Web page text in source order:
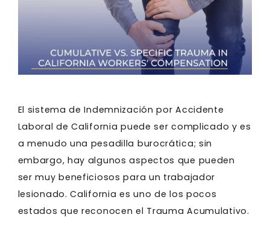
El sistema de Indemnización por Accidente
Laboral de California puede ser complicado y es
a menudo una pesadilla burocrática; sin
embargo, hay algunos aspectos que pueden
ser muy beneficiosos para un trabajador
lesionado. California es uno de los pocos
estados que reconocen el Trauma Acumulativo.